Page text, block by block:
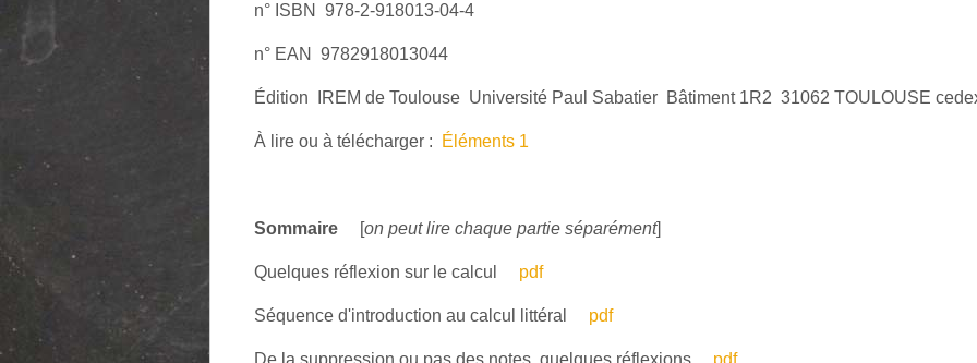
n° ISBN 978-2-918013-04-4
n° EAN 9782918013044
Édition IREM de Toulouse Université Paul Sabatier Bâtiment 1R2 31062 TOULOUSE
À lire ou à télécharger : Éléments 1
Sommaire [on peut lire chaque partie séparément]
Quelques réflexion sur le calcul pdf
Séquence d'introduction au calcul littéral pdf
De la suppression ou pas des notes, quelques réflexions pdf